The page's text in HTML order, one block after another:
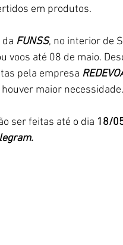
em produtos.
FUNSS, no interior de
voos até 08 de maio.
pela empresa
maior necessidade.
ser feitas até o dia 18/
.